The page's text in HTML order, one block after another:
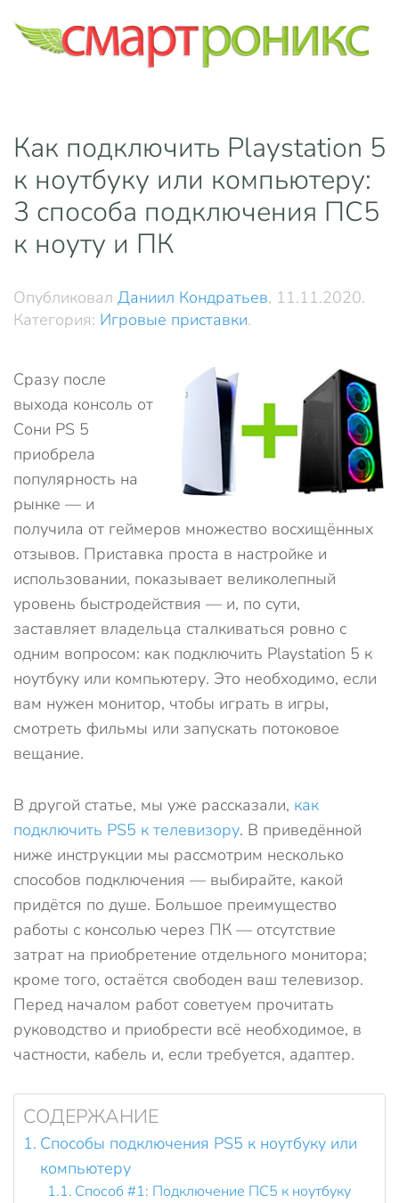
Skip to main content
Как подключить Playstation 5
к ноутбуку или компьютеру:
3 способа подключения ПС5
к ноуту и ПК
Опубликовал Даниил Кондратьев, 11.11.2020.
Категория: Игровые приставки.
Сразу после
выхода консоль от
Сони PS 5
приобрела
популярность на
рынке — и
получила от геймеров множество восхищённых
отзывов. Приставка проста в настройке и
использовании, показывает великолепный
уровень быстродействия — и, по сути,
заставляет владельца сталкиваться ровно с
одним вопросом: как подключить Playstation 5 к
ноутбуку или компьютеру. Это необходимо, если
вам нужен монитор, чтобы играть в игры,
смотреть фильмы или запускать потоковое
вещание.
В другой статье, мы уже рассказали, как
подключить PS5 к телевизору. В приведённой
ниже инструкции мы рассмотрим несколько
способов подключения — выбирайте, какой
придётся по душе. Большое преимущество
работы с консолью через ПК — отсутствие
затрат на приобретение отдельного монитора;
кроме того, остаётся свободен ваш телевизор.
Перед началом работ советуем прочитать
руководство и приобрести всё необходимое, в
частности, кабель и, если требуется, адаптер.
СОДЕРЖАНИЕ
Способы подключения PS5 к ноутбуку или
компьютеру
Способ #1: Подключение ПС5 к ноутбуку